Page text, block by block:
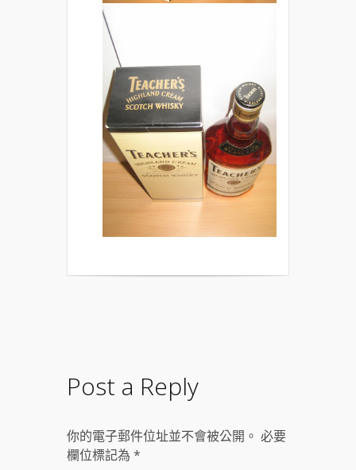
Post a Reply
你的電子郵件位址並不會被公開。 必要
欄位標記為 *